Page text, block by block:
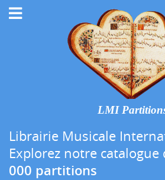
LMI
Librairie Musicale
Explorez notre catalogue
000 partitions